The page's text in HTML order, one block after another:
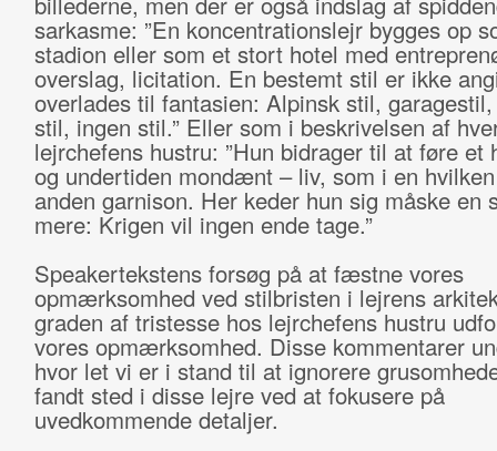
sarkasme: ”En koncentrationslejr bygges op
stadion eller som et stort hotel med
overslag, licitation. En bestemt stil er ikke
overlades til fantasien: Alpinsk stil,
stil, ingen stil.” Eller som i beskrivelsen af
lejrchefens hustru: ”Hun bidrager til at føre et
og undertiden mondænt – liv, som i en
anden garnison. Her keder hun sig måske en
mere: Krigen vil ingen ende tage.”
Speakertekstens forsøg på at fæstne vores
opmærksomhed ved stilbristen i lejrens
graden af tristesse hos lejrchefens hustru
vores opmærksomhed. Disse kommentarer
hvor let vi er i stand til at ignorere
fandt sted i disse lejre ved at fokusere på
uvedkommende detaljer.